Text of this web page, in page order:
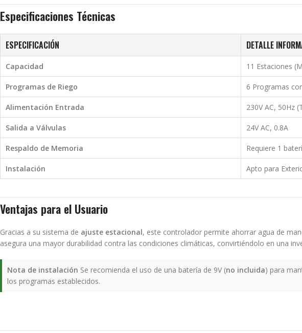
Especificaciones Técnicas
ESPECIFICACIÓN DETALLE
Capacidad 11 Estaciones
Programas de Riego 6 Programas
Alimentación Entrada 230V AC, 50Hz
Salida a Válvulas 24V AC, 0.8A
Respaldo de Memoria Requiere 1
Instalación Apto para
Ventajas para el Usuario
Gracias a su sistema de ajuste estacional, este controlador permite ahorrar agua de
asegura una mayor durabilidad contra las condiciones climáticas, convirtiéndolo en una
Nota de instalación Se recomienda el uso de una batería de 9V (no incluida) para
los programas establecidos.